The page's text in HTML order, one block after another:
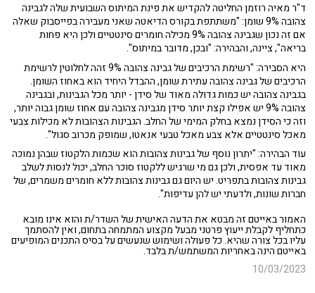
ד"ר מאיה רוזמן החליטה להקדיש את פינת המיתוס השבועית שלה לגבינה
צהובה 9% שומן: "משתתפת בקורס הדיאטה שאני מעבירה בפייסבוק שאלה
אם זה נכון שגבינה צהובה 9% מכילה חומרים סינטטיים ולכן היא פחות
בריאה", ציינה, והבהירה: "ובכן, מדובר במיתוס".
היא הסבירה: "רשימת הרכיבים של גבינה צהובה 9% זהה לחלוטין לרשימת
הרכיבים של גבינה צהובה עתירת שומן, ההבדל היחיד הוא באחוז השומן.
בגבינה צהובה יש כמות גדולה מאוד של סידן - יותר מכל הגבינות, ובגבינה
צהובה 9% יש אפילו קצת יותר סידן מגבינה צהובה עם אחוז שומן גבוה יותר,
וזה כי הסידן נמצא בחלק המימי של החלב. הגבינות הצהובות לא מכילות צבעי
מאכל סינטטיים אלא צבע מאכל טבעי אנאטו, שמופק מכרוב סגול".
עוד הבהירה: "יתרון נוסף של גבינות צהובות הוא שכמות הלקטוז שבהן נמוכה
מאוד עד אפסית, ולכן גם מי שרגיש ללקטוז סוכר החלב, יכול לנסות לשלב
גבינות צהובות בתפריט. יש היום גם גבינות צהובות ללא חומרים משמרים, של
חברות שונות, ולדעתי יש להן עדיפות".
האמור באייטם זה מבטא את הדעה האישית של השדר/ת והוא אינו מובא
כתחליף לקבלת ייעוץ פרטני מבעל מקצוע המתמחה בתחום, ואין להסתמך
עליו בכל צורה שהיא. כל פעולה ושימוש שנעשים על בסיס התכנים המופיעים
באייטם הינה באחריות המשתמש/ת בלבד.
10/03/2023